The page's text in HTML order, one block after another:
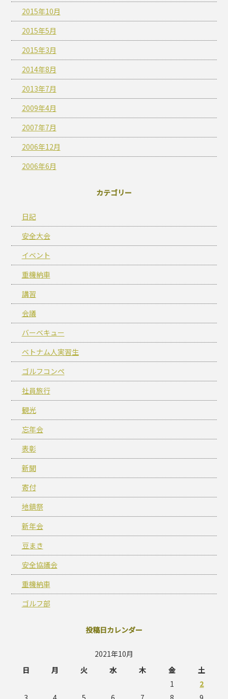
2015年10月
2015年5月
2015年3月
2014年8月
2013年7月
2009年4月
2007年7月
2006年12月
2006年6月
カテゴリー
日記
安全大会
イベント
重機納車
講習
会議
バーベキュー
ベトナム人実習生
ゴルフコンペ
社員旅行
観光
忘年会
表彰
新聞
寄付
地鎮祭
新年会
豆まき
安全協議会
重機納車
ゴルフ部
投稿日カレンダー
2021年10月
日
月 火 水 木 金
土
1
2